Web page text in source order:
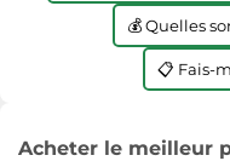
💰 Quelles
📋 Fais-
Acheter le meilleur